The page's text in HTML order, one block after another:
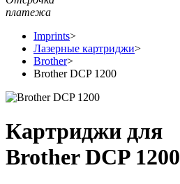
платежа
Imprints>
Лазерные картриджи>
Brother>
Brother DCP 1200
Картриджи для
Brother DCP 1200